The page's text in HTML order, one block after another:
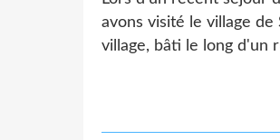
avons visité le village
village, bâti le long d'un